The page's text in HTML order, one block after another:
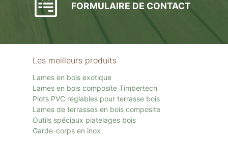
FORMULAIRE DE CONTACT
Les meilleurs produits
Lames en bois exotique
Lames en bois composite Timbertech
Plots PVC réglables pour terrasse bois
Lames de terrasses en bois composite
Outils spéciaux platelages bois
Garde-corps en inox